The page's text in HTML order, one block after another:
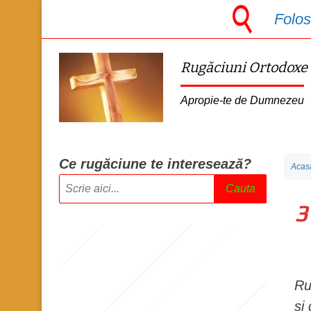
Rugăciuni Ortodoxe
Apropie-te de Dumnezeu
și
Ce rugăciune te interesează?
Cauta